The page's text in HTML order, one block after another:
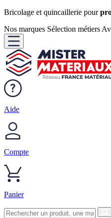
Bricolage et quincaillerie pour
Nos marques Sélection métiers
Aide
Compte
Panier